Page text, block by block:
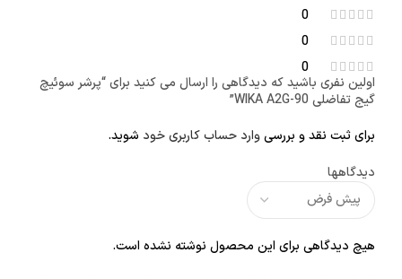
0
0
0
دیدگاهها
هیچ دیدگاهی برای این محصول نوشته نشده است.
اولین نفری باشید که دیدگاهی را ارسال می کنید برای “پرشر سوئیچ
گیج تفاضلی WIKA A2G-90”
برای ثبت نقد و بررسیوارد حساب کاربری خود شوید.